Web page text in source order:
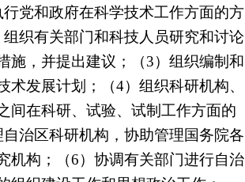
党和政府在科学技术工作方面的方
织有关部门和科技人员研究和讨论
施，并提出建议；（3）组织编制和
术发展计划；（4）组织科研机构、
间在科研、试验、试制工作方面的
治区科研机构，协助管理国务院各
机构；（6）协调有关部门进行自治